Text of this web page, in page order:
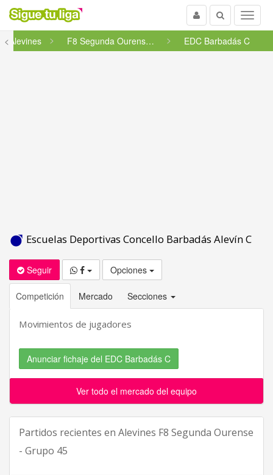
Menu
Buscar
Usuario
< Alevines F8 Segunda Ourense - Grupo 45 EDC Barbadás C
Escuelas Deportivas Concello Barbadás Alevín C
Seguir Opciones
Competición Mercado Secciones
Movimientos de jugadores
Anunciar fichaje del EDC Barbadás C
Ver todo el mercado del equipo
Partidos recientes en Alevines F8 Segunda Ourense
- Grupo 45